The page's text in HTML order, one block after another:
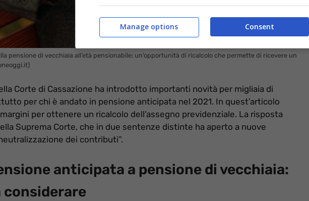
pensione di vecchiaia all’età pensionabile: un’opportunità di ricalcolo che permette di ricevere un
Corte di Cassazione ha introdotto importanti novità per migliaia di
per chi è andato in pensione anticipata nel 2021. In quest’articolo
per ottenere un ricalcolo dell’assegno previdenziale. La risposta
Suprema Corte, che in due sentenze distinte ha aperto a nuove
dei contributi”.
anticipata a pensione di vecchiaia:
considerare
Consent
Manage options